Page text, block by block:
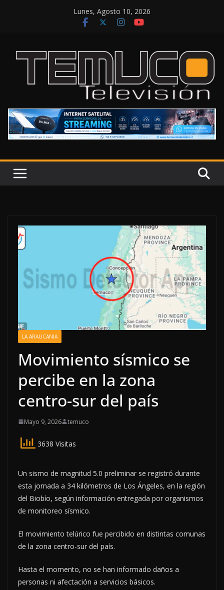
Lunes, Agosto 10, 2026
LA ARAUCANIA
Movimiento sísmico se
percibe en la zona
centro-sur del país
Mayo 9, 2026 temuco
3638 Visitas
Un sismo de magnitud 5.0 preliminar se registró durante
esta jornada a 34 kilómetros de Los Ángeles, en la región
del Biobío, según información entregada por organismos
de monitoreo sísmico.
El movimiento telúrico fue percibido en distintas comunas
de la zona centro-sur del país.
Hasta el momento, no se han informado daños a
personas ni afectación a servicios básicos.